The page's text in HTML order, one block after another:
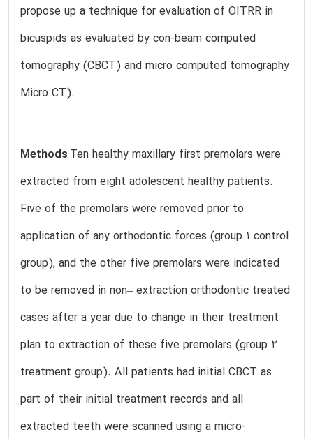
propose up a technique for evaluation of OITRR in
bicuspids as evaluated by con-beam computed
tomography (CBCT) and micro computed tomography
Micro CT).
MethodsTen healthy maxillary first premolars were
extracted from eight adolescent healthy patients.
Five of the premolars were removed prior to
application of any orthodontic forces (group 1 control
group), and the other five premolars were indicated
to be removed in non– extraction orthodontic treated
cases after a year due to change in their treatment
plan to extraction of these five premolars (group 2
treatment group). All patients had initial CBCT as
part of their initial treatment records and all
extracted teeth were scanned using a micro-